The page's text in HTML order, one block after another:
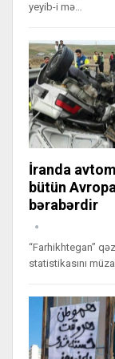
yeyib-i mə…
İranda
bütün
bərabərdir
“Farhikhtegan”
statistikasını